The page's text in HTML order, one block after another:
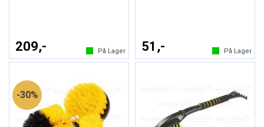
209,- På Lager 51,- På Lager
30%